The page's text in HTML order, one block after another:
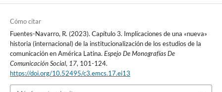
Cómo citar
Fuentes-Navarro, R. (2023). Capítulo 3. Implicaciones de una «nueva»
historia (internacional) de la institucionalización de los estudios de la
comunicación en América Latina. Espejo De Monografías De
Comunicación Social, 17, 101-124.
https://doi.org/10.52495/c3.emcs.17.ei13